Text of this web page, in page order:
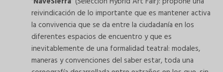
reivindicación de lo importante que es mantener activa
la convivencia que se da entre la ciudadanía en los
diferentes espacios de encuentro y que es
inevitablemente de una formalidad teatral: modales,
maneras y convenciones del saber estar, toda una